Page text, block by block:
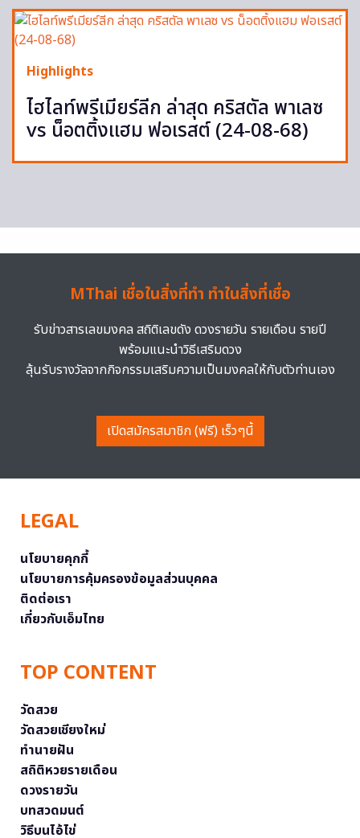
Highlights
ไฮไลท์พรีเมียร์ลีก ล่าสุด คริสตัล พาเลซ
vs น็อตติ้งแฮม ฟอเรสต์ (24-08-68)
MThai เชื่อในสิ่งที่ทำ ทำในสิ่งที่เชื่อ
รับข่าวสารเลขมงคล สถิติเลขดัง ดวงรายวัน รายเดือน รายปี
พร้อมแนะนำวิธีเสริมดวง
ลุ้นรับรางวัลจากกิจกรรมเสริมความเป็นมงคลให้กับตัวท่านเอง
เปิดสมัครสมาชิก (ฟรี) เร็วๆนี้
LEGAL
นโยบายคุกกี้
นโยบายการคุ้มครองข้อมูลส่วนบุคคล
ติดต่อเรา
เกี่ยวกับเอ็มไทย
TOP CONTENT
วัดสวย
วัดสวยเชียงใหม่
ทำนายฝัน
สถิติหวยรายเดือน
ดวงรายวัน
บทสวดมนต์
วิธีบนไอ้ไข่